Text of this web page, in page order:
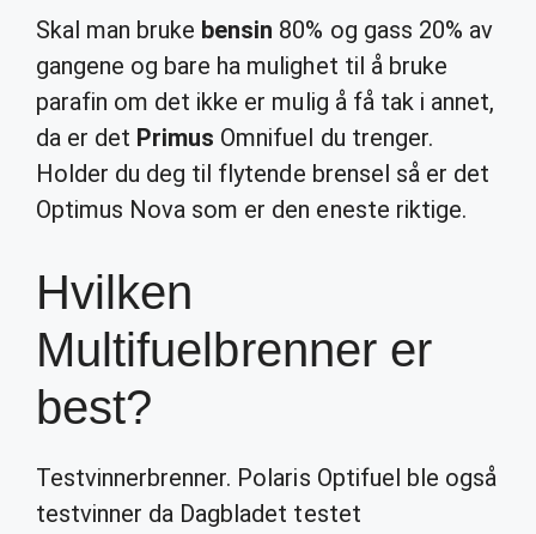
Skal man bruke bensin 80% og gass 20% av
gangene og bare ha mulighet til å bruke
parafin om det ikke er mulig å få tak i annet,
da er det Primus Omnifuel du trenger.
Holder du deg til flytende brensel så er det
Optimus Nova som er den eneste riktige.
Hvilken
Multifuelbrenner er
best?
Testvinnerbrenner. Polaris Optifuel ble også
testvinner da Dagbladet testet